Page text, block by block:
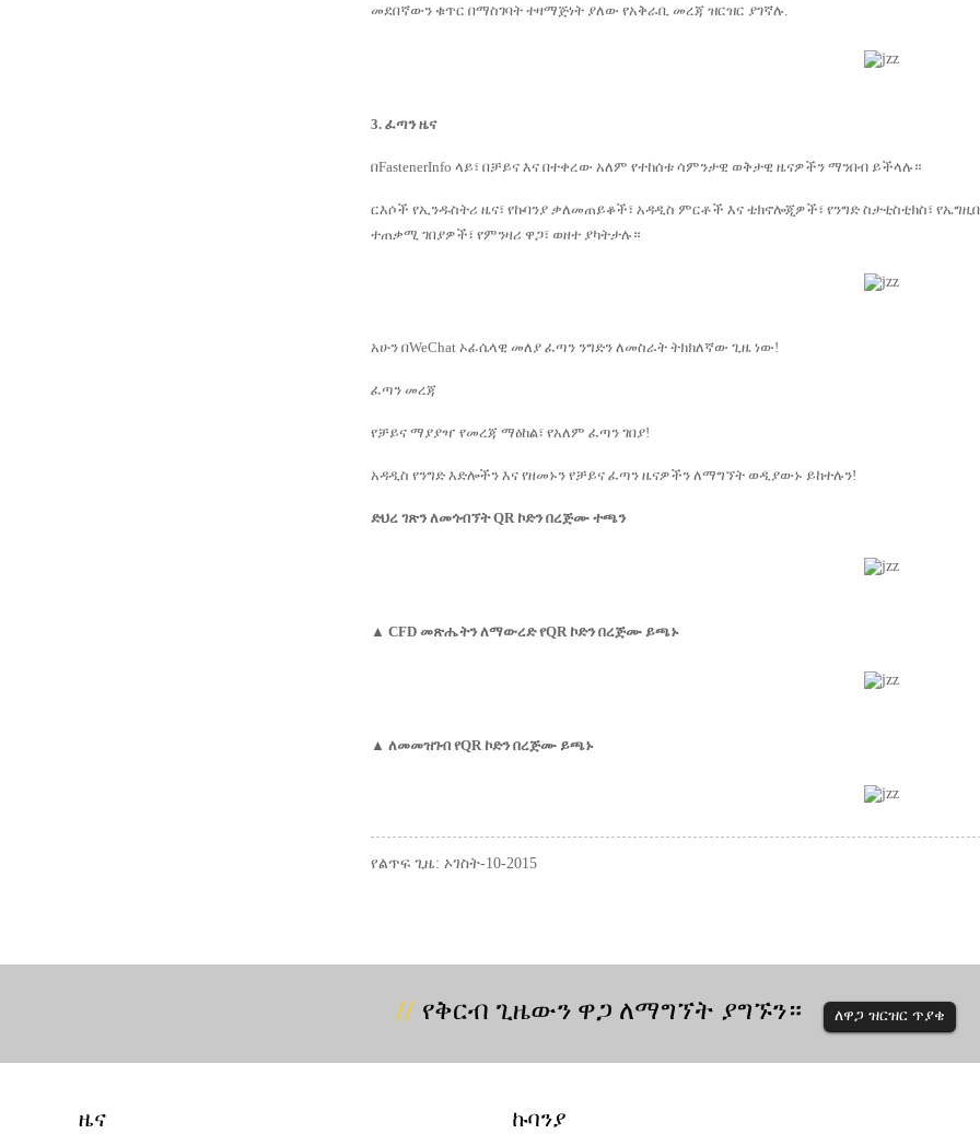
መደበኛውን ቁጥር በማስገባት ተዛማጅነት ያለው የአቅራቢ መረጃ ዝርዝር ያገኛሉ.
3. ፈጣን ዜና
በFastenerInfo ላይ፣ በቻይና እና በተቀረው አለም የተከሰቱ ሳምንታዊ ወቅታዊ ዜናዎችን ማንበብ ይችላሉ።
ርእሶች የኢንዱስትሪ ዜና፣ የኩባንያ ቃለመጠይቆች፣ አዳዲስ ምርቶች እና ቴክኖሎጂዎች፣ የንግድ ስታቲስቲክስ፣
ተጠቃሚ ገበያዎች፣ የምንዛሪ ዋጋ፣ ወዘተ ያካትታሉ።
አሁን በWeChat ኦፊሴላዊ መለያ ፈጣን ንግድን ለመስራት ትክክለኛው ጊዜ ነው!
ፈጣን መረጃ
የቻይና ማያያዣ የመረጃ ማዕከል፣ የአለም ፈጣን ገበያ!
አዳዲስ የንግድ እድሎችን እና የዘመኑን የቻይና ፈጣን ዜናዎችን ለማግኘት ወዲያውኑ ይከተሉን!
ድህረ ገጽን ለመጎብኘት QR ኮድን በረጅሙ ተጫን
▲ CFD መጽሔትን ለማውረድ የQR ኮድን በረጅሙ ይጫኑ
▲ ለመመዝገብ የQR ኮድን በረጅሙ ይጫኑ
የልጥፍ ጊዜ: ኦገስት-10-2015
የቅርብ ጊዜውን ዋጋ ለማግኘት ያግኙን። ለዋጋ ዝርዝር ጥያቄ
ዜና ኩባንያ